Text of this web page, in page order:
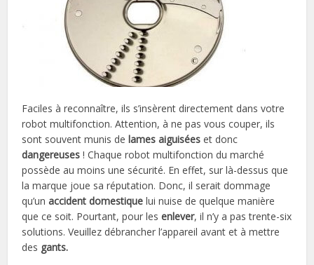
Faciles à reconnaître, ils s’insèrent directement dans votre
robot multifonction. Attention, à ne pas vous couper, ils
sont souvent munis de lames aiguisées et donc
dangereuses ! Chaque robot multifonction du marché
possède au moins une sécurité. En effet, sur là-dessus que
la marque joue sa réputation. Donc, il serait dommage
qu’unaccident domestique lui nuise de quelque manière
que ce soit. Pourtant, pour lesenlever, il n’y a pas trente-six
solutions. Veuillez débrancher l’appareil avant et à mettre
des gants.